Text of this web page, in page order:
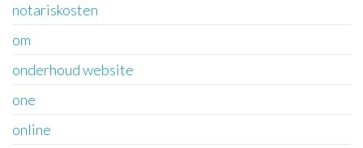
notariskosten
om
onderhoud website
one
online